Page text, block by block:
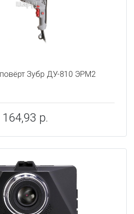
Зубр ДУ-810 ЭРМ2
164,93 р.